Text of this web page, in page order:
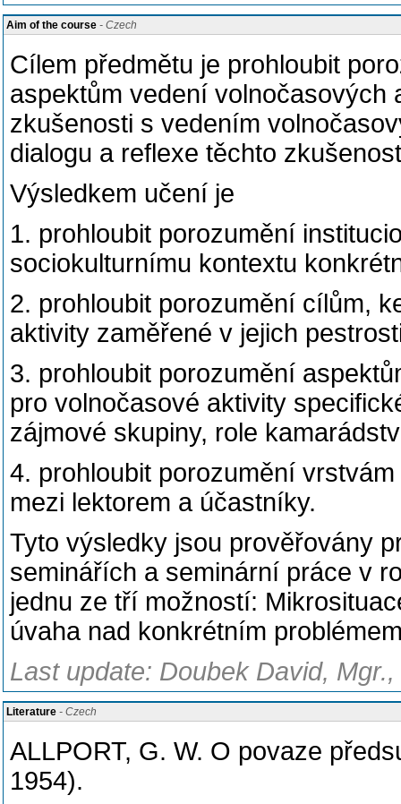
Aim of the course - Czech
Cílem předmětu je prohloubit
aspektům vedení
zkušenosti s vedením
dialogu a reflexe těchto
Výsledkem učení je
1. prohloubit porozumění
sociokulturnímu kontextu
2. prohloubit porozumění cílům,
aktivity zaměřené v jejich
3. prohloubit porozumění
pro volnočasové aktivity
zájmové skupiny, role
4. prohloubit porozumění
mezi lektorem a účastníky.
Tyto výsledky jsou prověřovány
seminářích a seminární práce v
jednu ze tří možností:
úvaha nad konkrétním
Last update: Doubek David,
Literature - Czech
ALLPORT, G. W. O povaze
1954).